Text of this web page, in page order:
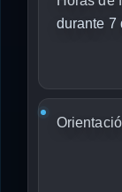
durante 7